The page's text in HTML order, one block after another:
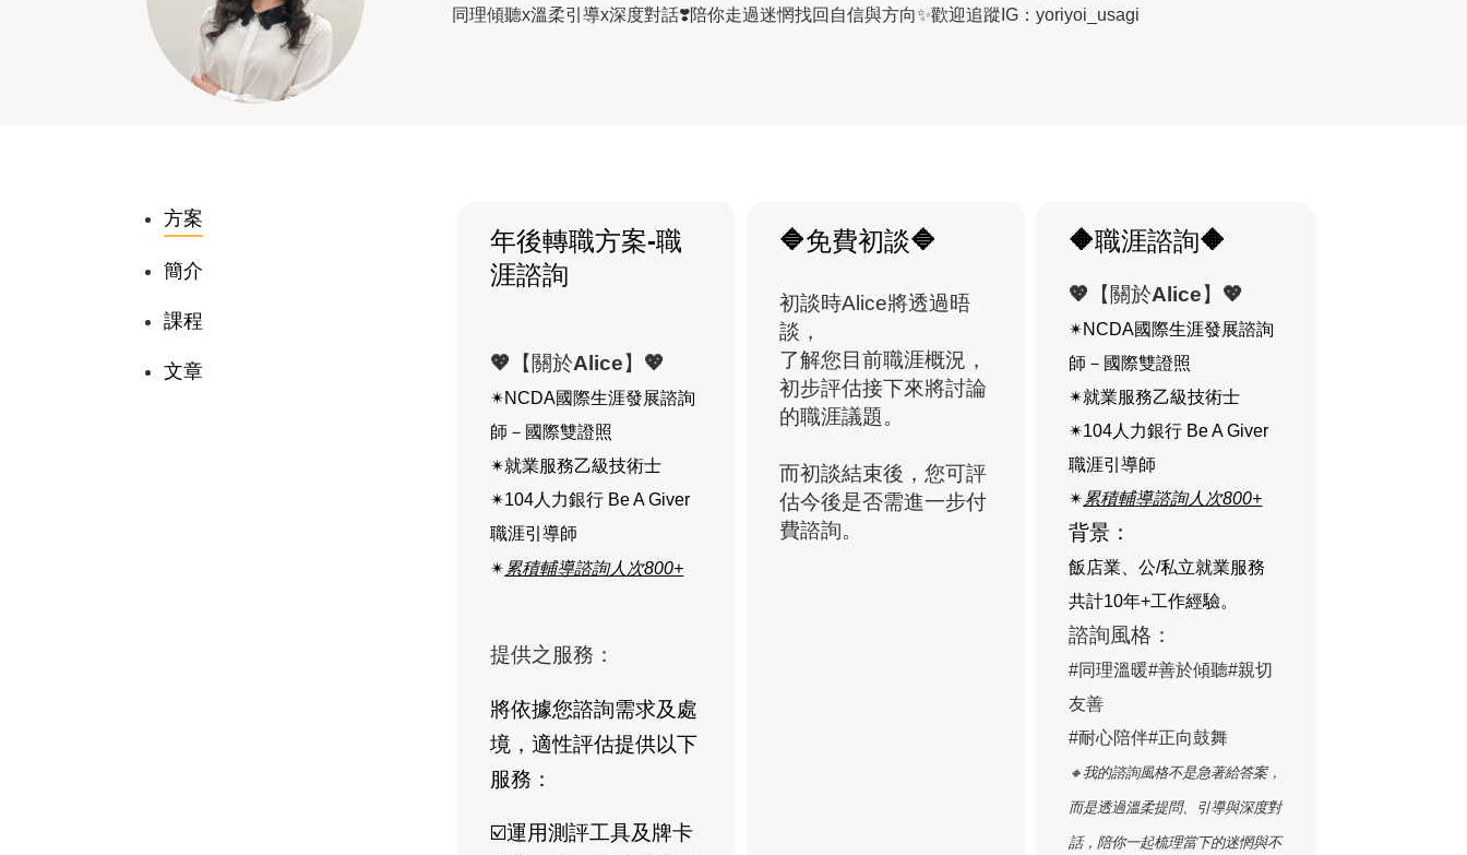
同理傾聽x溫柔引導x深度對話❣️陪你走過迷惘找回自信與方向✨歡迎追蹤IG：yoriyoi_usagi
方案
簡介
課程
文章
年後轉職方案-職
涯諮詢
💖【關於Alice】💖
✴︎NCDA國際生涯發展諮詢
師－國際雙證照
✴︎就業服務乙級技術士
✴︎104人力銀行 Be A Giver
職涯引導師
✴︎累積輔導諮詢人次800+
提供之服務：
將依據您諮詢需求及處
境，適性評估提供以下
服務：
☑️運用測評工具及牌卡
🔷免費初談🔷
初談時Alice將透過晤
談，
了解您目前職涯概況，
初步評估接下來將討論
的職涯議題。
而初談結束後，您可評
估今後是否需進一步付
費諮詢。
🔶職涯諮詢🔶
💖【關於Alice】💖
✴︎NCDA國際生涯發展諮詢
師－國際雙證照
✴︎就業服務乙級技術士
✴︎104人力銀行 Be A Giver
職涯引導師
✴︎累積輔導諮詢人次800+
背景：
飯店業、公/私立就業服務
共計10年+工作經驗。
諮詢風格：
#同理溫暖#善於傾聽#親切
友善
#耐心陪伴#正向鼓舞
🔸我的諮詢風格不是急著給答案，
而是透過溫柔提問、引導與深度對
話， 陪你一起梳理當下的迷惘與不